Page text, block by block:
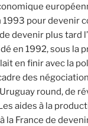
1993 pour devenir
devenir plus tard
en 1992, sous la
en finir avec la
des
round, de
aides à la
la France de